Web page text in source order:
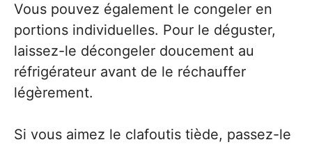
Vous pouvez également le congeler en
portions individuelles. Pour le déguster,
laissez-le décongeler doucement au
réfrigérateur avant de le réchauffer
légèrement.
Si vous aimez le clafoutis tiède, passez-le